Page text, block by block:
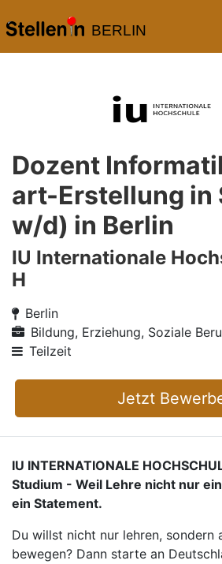
BERLIN
Dozent
art-Erstellung in
w/d) in Berlin
IU Internationale
H
Berlin
Bildung, Erziehung, Soziale
Teilzeit
Jetzt
IU INTERNATIONALE
Studium - Weil Lehre nicht nur
ein Statement.
Du willst nicht nur lehren, sondern
bewegen? Dann starte an